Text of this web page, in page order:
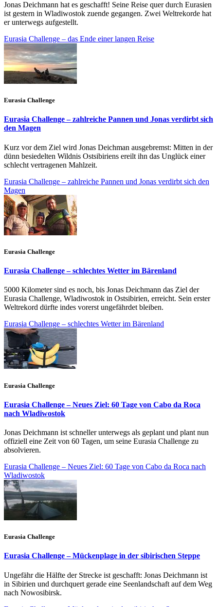
Jonas Deichmann hat es geschafft! Seine Reise quer durch Eurasien
ist gestern in Wladiwostok zuende gegangen. Zwei Weltrekorde hat
er unterwegs aufgestellt.
Eurasia Challenge – das Ende einer langen Reise
Eurasia Challenge
Eurasia Challenge – zahlreiche Pannen und Jonas verdirbt sich
den Magen
Kurz vor dem Ziel wird Jonas Deichman ausgebremst: Mitten in der
dünn besiedelten Wildnis Ostsibiriens ereilt ihn das Unglück einer
schlecht vertragenen Mahlzeit.
Eurasia Challenge – zahlreiche Pannen und Jonas verdirbt sich den
Magen
Eurasia Challenge
Eurasia Challenge – schlechtes Wetter im Bärenland
5000 Kilometer sind es noch, bis Jonas Deichmann das Ziel der
Eurasia Challenge, Wladiwostok in Ostsibirien, erreicht. Sein erster
Weltrekord dürfte indes vorerst ungefährdet bleiben.
Eurasia Challenge – schlechtes Wetter im Bärenland
Eurasia Challenge
Eurasia Challenge – Neues Ziel: 60 Tage von Cabo da Roca
nach Wladiwostok
Jonas Deichmann ist schneller unterwegs als geplant und plant nun
offiziell eine Zeit von 60 Tagen, um seine Eurasia Challenge zu
absolvieren.
Eurasia Challenge – Neues Ziel: 60 Tage von Cabo da Roca nach
Wladiwostok
Eurasia Challenge
Eurasia Challenge – Mückenplage in der sibirischen Steppe
Ungefähr die Hälfte der Strecke ist geschafft: Jonas Deichmann ist
in Sibirien und durchquert gerade eine Seenlandschaft auf dem Weg
nach Nowosibirsk.